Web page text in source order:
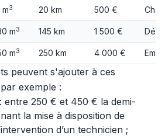
m3 20 km 500 €
m3 145 km 1 500 €
m3 250 km 4 000 €
peuvent s'ajouter à ces
exemple :
entre 250 € et 450 € la demi-
la mise à disposition de
d’un technicien ;